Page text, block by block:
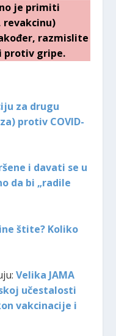
je primiti
razmislite
protiv gripe.
za drugu
protiv COVID-
i davati se u
da bi „radile
štite? Koliko
Velika JAMA
učestalosti
vakcinacije i